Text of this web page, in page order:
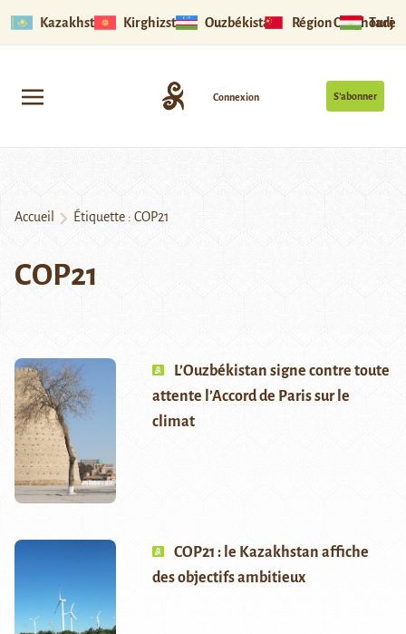
Kazakhstan Kirghizstan Ouzbékistan Région Ouïghoure
S’abonner
Connexion
Accueil Étiquette : COP21
COP21
L’Ouzbékistan signe contre toute
attente l’Accord de Paris sur le
climat
COP21 : le Kazakhstan affiche
des objectifs ambitieux